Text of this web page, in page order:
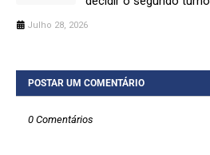
Julho 28, 2026
POSTAR UM COMENTÁRIO
0 Comentários